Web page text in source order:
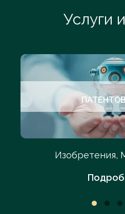
Услуги
Изобретения,